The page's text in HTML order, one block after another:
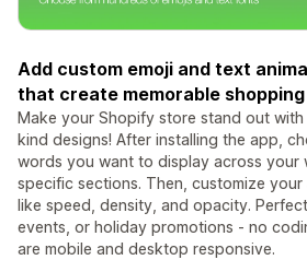
Add custom emoji and text
that create memorable
Make your Shopify store stand out
kind designs! After installing the app,
words you want to display across your
specific sections. Then, customize your
like speed, density, and opacity.
events, or holiday promotions - no
are mobile and desktop responsive.